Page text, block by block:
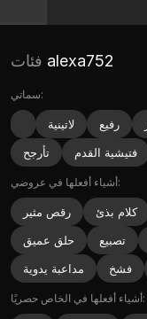
alexa752
سماتي:
لاتينية رفيع
تأرجح
فتيشية القدم
أشياء أفعلها في عروضي:
رقص مثير كلام بذئ
حلق عميق
تصبيع
مداعبة يدوية
فشخ
أشياء أفعلها في الخاص حصريًا: